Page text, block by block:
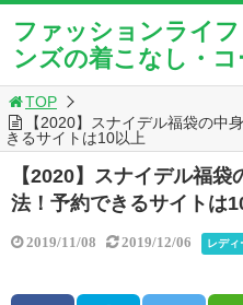
ファッションライ
ンズの着こなし・
TOP
【2020】スナイデル福袋の中
きるサイトは10以上
【2020】スナイデル福
法！予約できるサイトは
2019/11/08 2019/12/06 レディ